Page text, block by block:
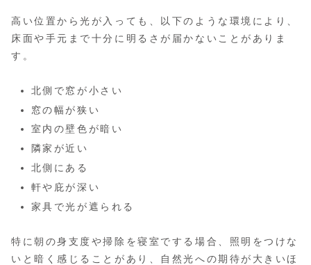
高い位置から光が入っても、以下のような環境により、
床面や手元まで十分に明るさが届かないことがありま
す。
北側で窓が小さい
窓の幅が狭い
室内の壁色が暗い
隣家が近い
北側にある
軒や庇が深い
家具で光が遮られる
特に朝の身支度や掃除を寝室でする場合、照明をつけな
いと暗く感じることがあり、自然光への期待が大きいほ